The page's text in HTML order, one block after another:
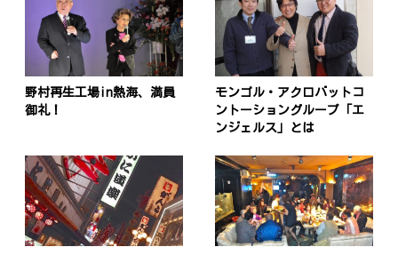
野村再生工場in熱海、満員
御礼！
モンゴル・アクロバットコ
ントーショングループ「エ
ンジェルス」とは